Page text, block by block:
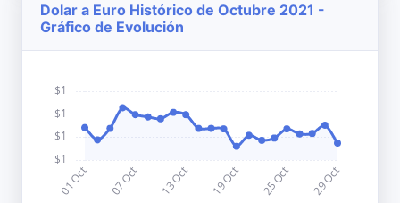
Dolar a Euro Histórico de Octubre 2021 -
Gráfico de Evolución